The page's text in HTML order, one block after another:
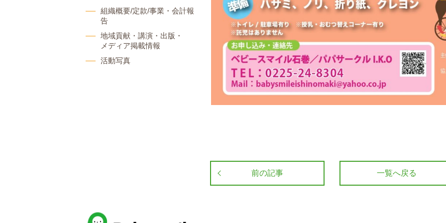
前の記事 一覧へ戻る
組織概要/定款/事業・会計報
告
地域貢献・講演・出版・
メディア掲載情報
活動写真